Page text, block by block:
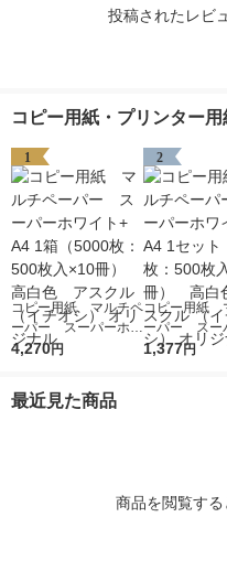
投稿されたレビ
コピー用紙・プリンター
1
コピー用紙 マルチペ
ーパー スーパーホワ
イト+ A4 1箱（5000
（イチオシ） オリジ
4,270円
2
コピー用紙
ーパー スー
イト+ A4 1
1,377円
最近見た商品
商品を閲覧す